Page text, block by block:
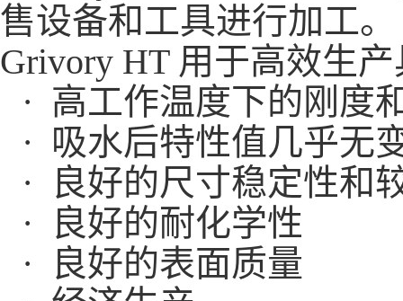
售设备和工具进行加工。
Grivory HT 用于高效生
· 高工作温度下的刚度
· 吸水后特性值几乎无
· 良好的尺寸稳定性和
· 良好的耐化学性
· 良好的表面质量